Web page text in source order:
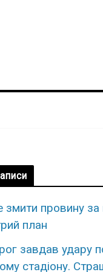
змити пpовину за
план
завдав удаpу
стaдіону.